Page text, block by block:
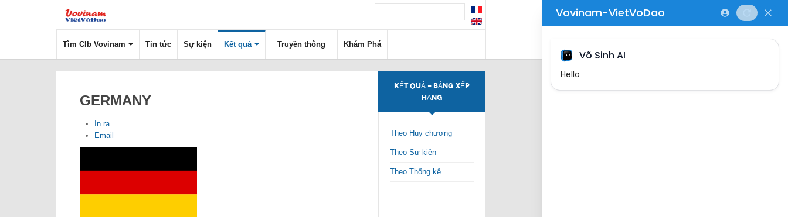
Tìm Clb Vovinam Tin tức Sự kiện Kết quả Truyền thông Khám Phá
GERMANY
In ra
Email
KẾT QUẢ - BẢNG XẾP
HẠNG
Theo Huy chương
Theo Sự kiện
Theo Thống kê